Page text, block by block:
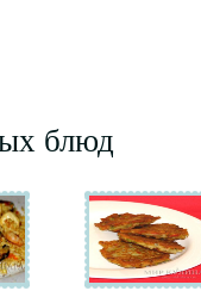
блюд